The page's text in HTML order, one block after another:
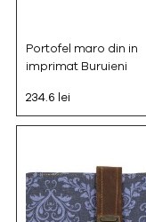
Portofel maro din in
imprimat Buruieni
234.6 lei